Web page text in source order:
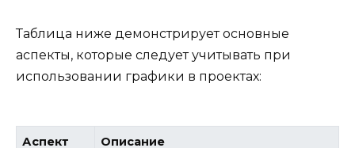
Таблица ниже демонстрирует основные
аспекты, которые следует учитывать при
использовании графики в проектах:
Аспект Описание